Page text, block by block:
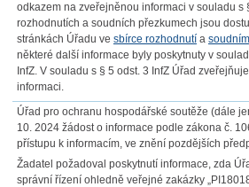
odkazem na zveřejněnou informaci v souladu s
rozhodnutích a soudních přezkumech jsou
stránkách Úřadu ve sbírce rozhodnutía
některé další informace byly poskytnuty v
InfZ. V souladu s § 5 odst. 3 InfZ Úřad
informaci.
Úřad pro ochranu hospodářské soutěže (dále
10. 2024 žádost o informace podle zákona č.
přístupu k informacím, ve znění pozdějších
Žadatel požadoval poskytnutí informace, zda
správní řízení ohledně veřejné zakázky